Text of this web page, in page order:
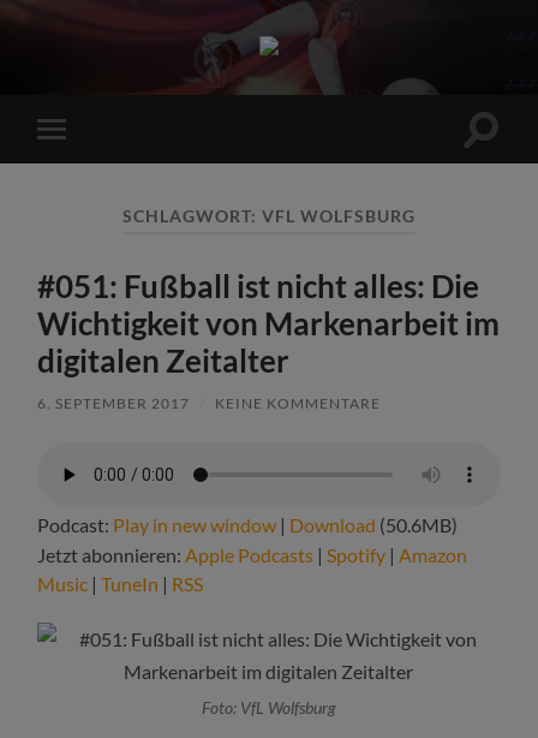
Sports
Maniac
Mobile-
Menü
SCHLAGWORT: VFL WOLFSBURG
#051: Fußball ist nicht alles: Die
Wichtigkeit von Markenarbeit im
digitalen Zeitalter
6. SEPTEMBER 2017 KEINE KOMMENTARE
Podcast: Play in new window | Download (50.6MB)
Jetzt abonnieren:Apple Podcasts |Spotify |Amazon
Music |TuneIn | RSS
Foto: VfL Wolfsburg